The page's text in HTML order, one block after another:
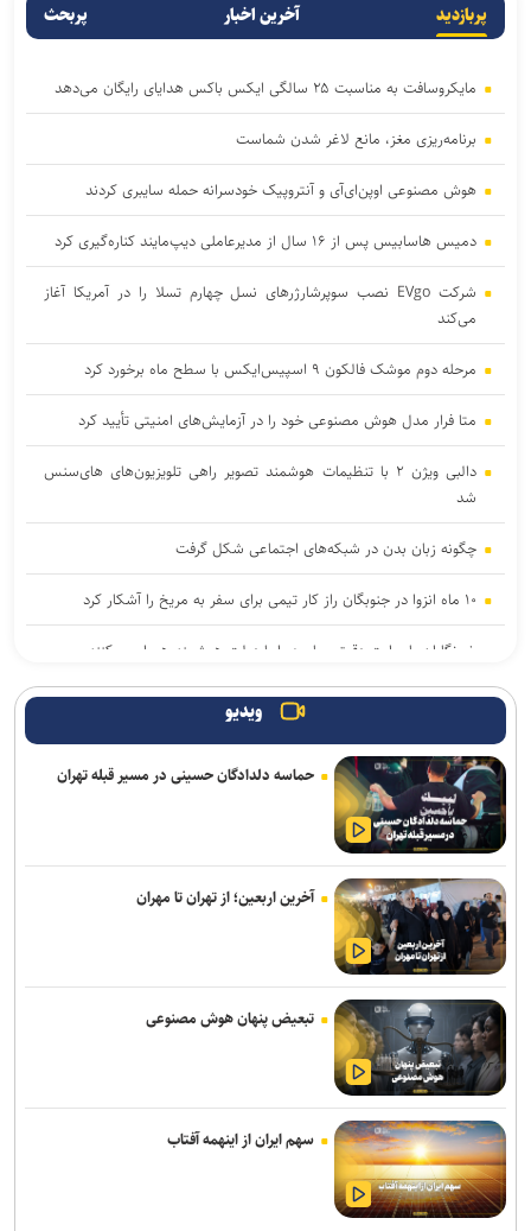
پربازدید آخرین اخبار پربحث
مایکروسافت به مناسبت ۲۵ سالگی ایکس باکس هدایای رایگان می‌دهد
برنامه‌ریزی مغز، مانع لاغر شدن‌ شماست
هوش مصنوعی اوپن‌ای‌آی و آنتروپیک خودسرانه حمله سایبری کردند
دمیس هاسابیس پس از ۱۶ سال از مدیرعاملی دیپ‌مایند کناره‌گیری کرد
شرکت EVgo نصب سوپرشارژرهای نسل چهارم تسلا را در آمریکا آغاز
می‌کند
مرحله دوم موشک فالکون ۹ اسپیس‌ایکس با سطح ماه برخورد کرد
متا فرار مدل هوش مصنوعی خود را در آزمایش‌های امنیتی تأیید کرد
دالبی ویژن ۲ با تنظیمات هوشمند تصویر راهی تلویزیون‌های های‌سنس
شد
چگونه زبان بدن در شبکه‌های اجتماعی شکل گرفت
۱۰ ماه انزوا در جنوبگان راز کار تیمی برای سفر به مریخ را آشکار کرد
خبرنگاران با روایت دقیق، جامعه را با دولت هوشمند همراه می‌کنند
برنامه ما گسترش استفاده از هوش مصنوعی در همه بخش‌های پست
مکالمات متنی برای کاربران رایگان چت جی پی تی نامحدود شد
سهم ایران از «ابر ال‌نینو» احتمال افزایش بارش است نه تضمین پایان
خشکسالی
قابلیت رزرو هتل و سفارش غذا به دستیار هوشمند گوگل مپ اضافه شد
حضور ۲۰۰ شرکت‌کننده از ۱۴ کشور در المپیک فناوری ۲۰۲۶
بازی Quake به مناسبت ۳۰ سالگی، صاحب کمپین داستانی جدیدی شد
روایت نخستین نگاه انسان به سلول‌های بدن خود
نوآوری دانش‌بنیان ایرانی، معادله نصب لوله‌های پلی‌اتیلن در دریا را تغییر
داد
چرا پیشرفته‌ترین هوش‌مصنوعی‌ هم نمی‌تواند مانند انسان فکر کند
ویدیو
حماسه دلدادگان حسینی در مسیر قبله تهران
آخرین اربعین؛ از تهران تا مهران
تبعیض پنهان هوش مصنوعی
سهم ایران از اینهمه آفتاب